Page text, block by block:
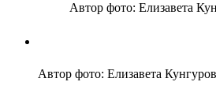
Автор фото: Елизавета
Автор фото: Елизавета